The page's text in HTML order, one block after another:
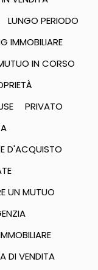
LUNGO PERIODO
IMMOBILIARE
IN CORSO
PRIVATO
D'ACQUISTO
UN MUTUO
DI VENDITA